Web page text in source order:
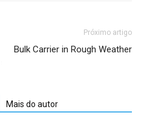
Próximo artigo
Bulk Carrier in Rough Weather
Mais do autor